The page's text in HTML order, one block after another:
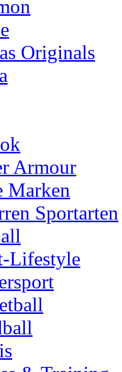
Originals
Armour
Marken
Sportarten
Lifestyle